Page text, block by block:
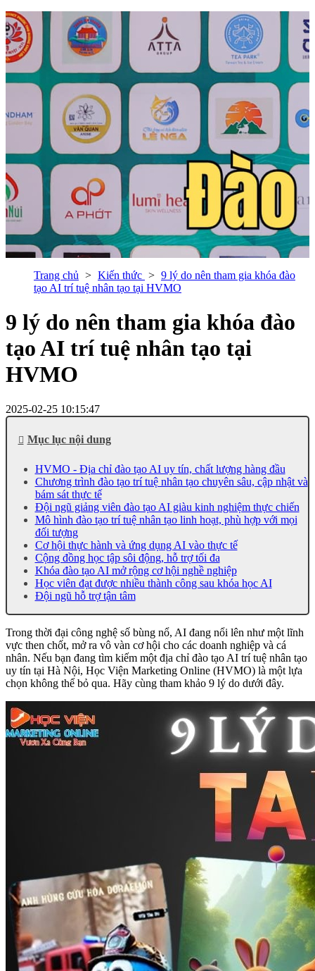
Trang chủ Kiến thức
9 lý do nên tham gia khóa đào
tạo AI trí tuệ nhân tạo tại HVMO
9 lý do nên tham gia khóa đào
tạo AI trí tuệ nhân tạo tại
HVMO
2025-02-25 10:15:47
Mục lục nội dung
HVMO - Địa chỉ đào tạo AI uy tín, chất lượng hàng đầu
Chương trình đào tạo trí tuệ nhân tạo chuyên sâu, cập nhật và
bám sát thực tế
Đội ngũ giảng viên đào tạo AI giàu kinh nghiệm thực chiến
Mô hình đào tạo trí tuệ nhân tạo linh hoạt, phù hợp với mọi
đối tượng
Cơ hội thực hành và ứng dụng AI vào thực tế
Cộng đồng học tập sôi động, hỗ trợ tối đa
Khóa đào tạo AI mở rộng cơ hội nghề nghiệp
Học viên đạt được nhiều thành công sau khóa học AI
Đội ngũ hỗ trợ tận tâm
Trong thời đại công nghệ số bùng nổ, AI đang nổi lên như một lĩnh
vực then chốt, mở ra vô vàn cơ hội cho các doanh nghiệp và cá
nhân. Nếu bạn đang tìm kiếm một địa chỉ đào tạo AI trí tuệ nhân tạo
uy tín tại Hà Nội, Học Viện Marketing Online (HVMO) là một lựa
chọn không thể bỏ qua. Hãy cùng tham khảo 9 lý do dưới đây.